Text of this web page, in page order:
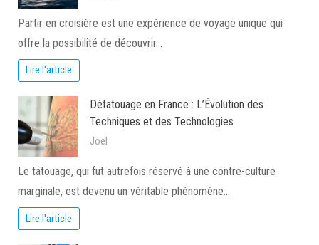
Partir en croisière est une expérience de voyage unique qui
offre la possibilité de découvrir…
Lire l'article
Détatouage en France : L’Évolution des
Techniques et des Technologies
Joel
Le tatouage, qui fut autrefois réservé à une contre-culture
marginale, est devenu un véritable phénomène…
Lire l'article